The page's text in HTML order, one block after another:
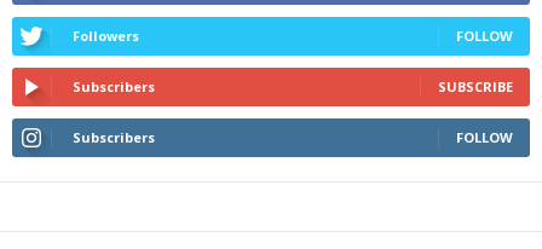
Followers FOLLOW
Subscribers SUBSCRIBE
Subscribers FOLLOW